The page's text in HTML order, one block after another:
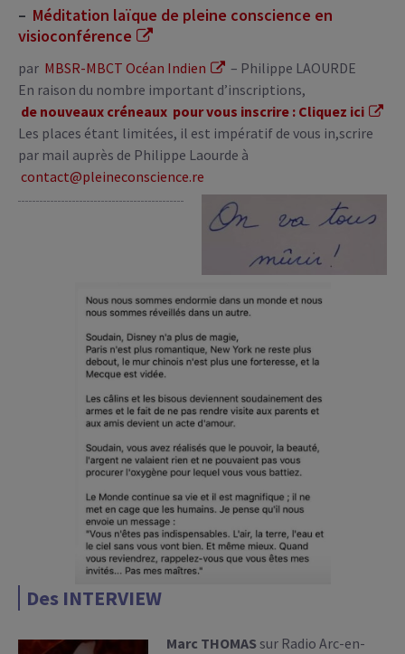
– Méditation laïque de pleine conscience en
visioconférence
par MBSR-MBCT Océan Indien
– Philippe LAOURDE
En raison du nombre important d’inscriptions,
de nouveaux créneaux pour vous inscrire : Cliquez ici
Les places étant limitées, il est impératif de vous in,scrire
par mail auprès de Philippe Laourde à
contact@pleineconscience.re
Des INTERVIEW
Marc THOMASsur Radio Arc-en-